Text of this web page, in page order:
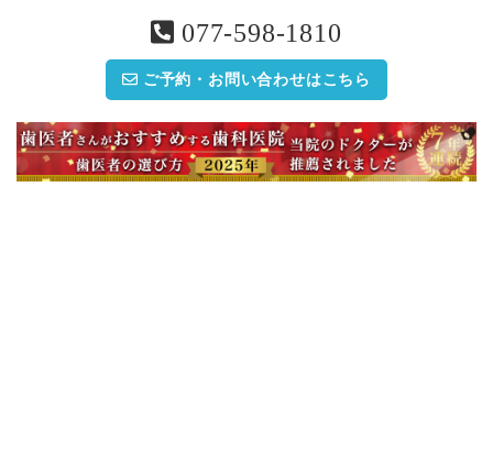
077-598-1810
ご予約・お問い合わせはこちら